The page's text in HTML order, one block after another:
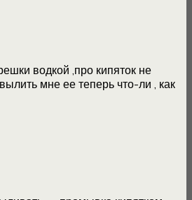
водкой ,про кипяток не
мне ее теперь что-ли , как